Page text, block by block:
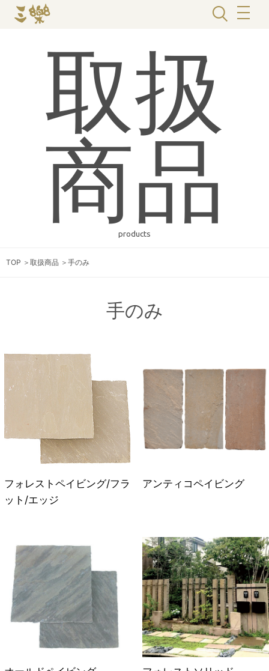
取扱
商品
products
TOP ＞ 取扱商品 ＞ 手のみ
手のみ
フォレストペイビング/フラ
ット/エッジ
アンティコペイビング